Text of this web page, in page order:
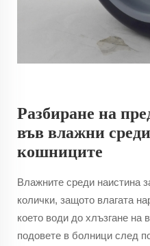
Разбиране на
във влажни
кошниците
Влажните среди наистина
колички, защото влагата
което води до хлъзгане на
подовете в болници след